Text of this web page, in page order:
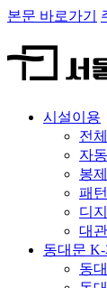
본문 바로가기
시설이용
전
자
봉
패
디
대
동대문
동